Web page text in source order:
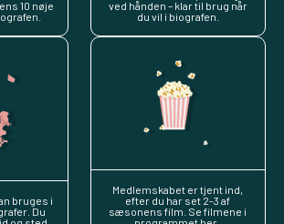
10 nøje
ved hånden – klar til brug når
du vil i biografen.
bruges i
Du
Medlemskabet er tjent ind,
efter du har set 2-3 af
sæsonens film. Se filmene i